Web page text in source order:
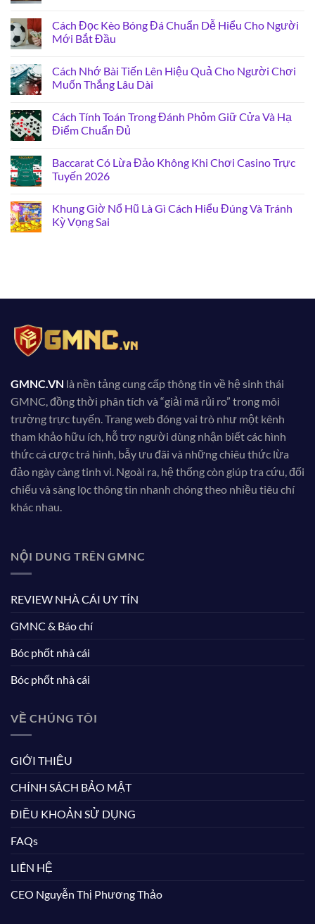
Cách Đọc Kèo Bóng Đá Chuẩn Dễ Hiểu Cho Người
Mới Bắt Đầu
Cách Nhớ Bài Tiến Lên Hiệu Quả Cho Người Chơi
Muốn Thắng Lâu Dài
Cách Tính Toán Trong Đánh Phỏm Giữ Cửa Và Hạ
Điểm Chuẩn Đủ
Baccarat Có Lừa Đảo Không Khi Chơi Casino Trực
Tuyến 2026
Khung Giờ Nổ Hũ Là Gì Cách Hiểu Đúng Và Tránh
Kỳ Vọng Sai
GMNC.VN là nền tảng cung cấp thông tin về hệ sinh thái
GMNC, đồng thời phân tích và “giải mã rủi ro” trong môi
trường trực tuyến. Trang web đóng vai trò như một kênh
tham khảo hữu ích, hỗ trợ người dùng nhận biết các hình
thức cá cược trá hình, bẫy ưu đãi và những chiêu thức lừa
đảo ngày càng tinh vi. Ngoài ra, hệ thống còn giúp tra cứu, đối
chiếu và sàng lọc thông tin nhanh chóng theo nhiều tiêu chí
khác nhau.
NỘI DUNG TRÊN GMNC
REVIEW NHÀ CÁI UY TÍN
GMNC & Báo chí
Bóc phốt nhà cái
Bóc phốt nhà cái
VỀ CHÚNG TÔI
GIỚI THIỆU
CHÍNH SÁCH BẢO MẬT
ĐIỀU KHOẢN SỬ DỤNG
FAQs
LIÊN HỆ
CEO Nguyễn Thị Phương Thảo